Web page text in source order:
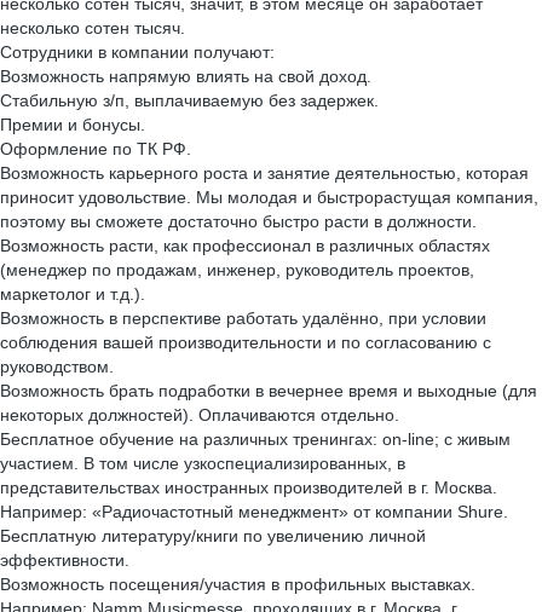
несколько сотен тысяч.
Сотрудники в компании получают:
Возможность напрямую влиять на свой доход.
Стабильную з/п, выплачиваемую без задержек.
Премии и бонусы.
Оформление по ТК РФ.
Возможность карьерного роста и занятие деятельностью, которая
приносит удовольствие. Мы молодая и быстрорастущая компания,
поэтому вы сможете достаточно быстро расти в должности.
Возможность расти, как профессионал в различных областях
(менеджер по продажам, инженер, руководитель проектов,
маркетолог и т.д.).
Возможность в перспективе работать удалённо, при условии
соблюдения вашей производительности и по согласованию с
руководством.
Возможность брать подработки в вечернее время и выходные (для
некоторых должностей). Оплачиваются отдельно.
Бесплатное обучение на различных тренингах: on-line; с живым
участием. В том числе узкоспециализированных, в
представительствах иностранных производителей в г. Москва.
Например: «Радиочастотный менеджмент» от компании Shure.
Бесплатную литературу/книги по увеличению личной
эффективности.
Возможность посещения/участия в профильных выставках.